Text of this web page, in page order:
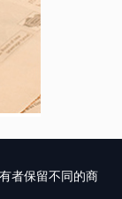
者保留不同的商